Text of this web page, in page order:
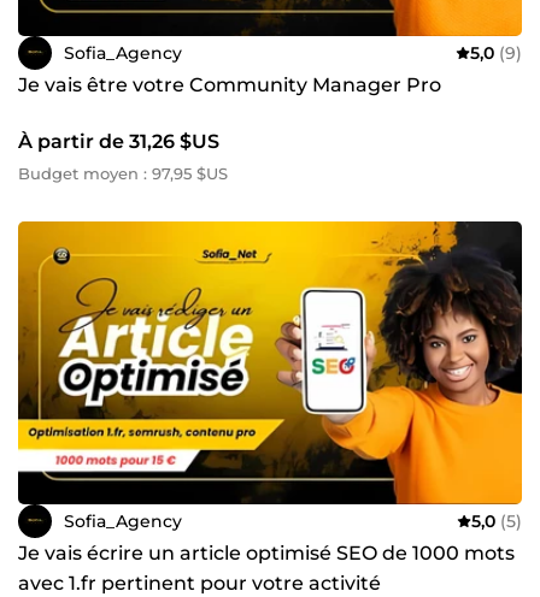
Sofia_Agency 5,0 (9)
Je vais être votre Community Manager Pro
À partir de 31,26 $US
Budget moyen : 97,95 $US
Sofia_Agency 5,0 (5)
Je vais écrire un article optimisé SEO de 1000 mots
avec 1.fr pertinent pour votre activité